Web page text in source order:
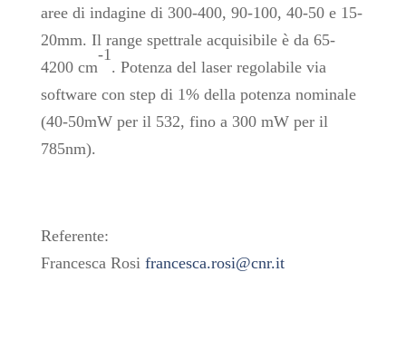
aree di indagine di 300-400, 90-100, 40-50 e 15-
20mm. Il range spettrale acquisibile è da 65-
4200 cm
-1
. Potenza del laser regolabile via
software con step di 1% della potenza nominale
(40-50mW per il 532, fino a 300 mW per il
785nm).
Referente:
Francesca Rosi francesca.rosi@cnr.it